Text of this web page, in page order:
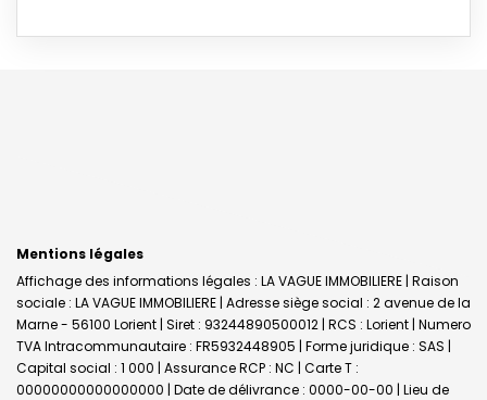
Mentions légales
Affichage des informations légales : LA VAGUE IMMOBILIERE | Raison
sociale : LA VAGUE IMMOBILIERE | Adresse siège social : 2 avenue de la
Marne - 56100 Lorient | Siret : 93244890500012 | RCS : Lorient | Numero
TVA Intracommunautaire : FR5932448905 | Forme juridique : SAS |
Capital social : 1 000 | Assurance RCP : NC | Carte T :
00000000000000000 | Date de délivrance : 0000-00-00 | Lieu de